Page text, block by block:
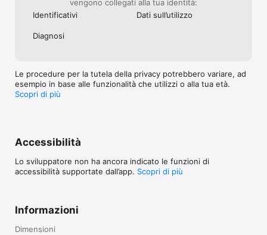
Dall’estero, potrai accedere solo a una parte dei contenuti
catalogo on demand delle opere per le quali Rai detiene il
correlato diritto di distribuzione via IP.
CONTATTACI
Per avere informazioni e ricevere assistenza, visita la pagina
rai.it/centroassistenza
abbiamo pubblicato la dichiarazione di accessibilità dell’App
RaiPlay alla seguente pagina web:
vengono collegati alla tua identità:
Identificativi
Dati sull’utilizzo
Diagnosi
Le procedure per la tutela della privacy potrebbero variare, ad
esempio in base alle funzionalità che utilizzi o alla tua età.
Scopri di più
Accessibilità
Lo sviluppatore non ha ancora indicato le funzioni di
accessibilità supportate dall’app. Scopri di più
Informazioni
Dimensioni